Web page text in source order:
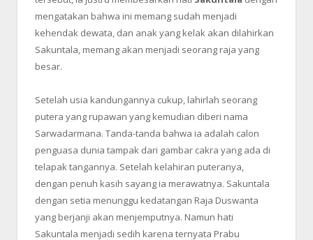
mengatakan bahwa ini memang sudah menjadi
kehendak dewata, dan anak yang kelak akan dilahirkan
Sakuntala, memang akan menjadi seorang raja yang
besar.
Setelah usia kandungannya cukup, lahirlah seorang
putera yang rupawan yang kemudian diberi nama
Sarwadarmana. Tanda-tanda bahwa ia adalah calon
penguasa dunia tampak dari gambar cakra yang ada di
telapak tangannya. Setelah kelahiran puteranya,
dengan penuh kasih sayang ia merawatnya. Sakuntala
dengan setia menunggu kedatangan Raja Duswanta
yang berjanji akan menjemputnya. Namun hati
Sakuntala menjadi sedih karena ternyata Prabu